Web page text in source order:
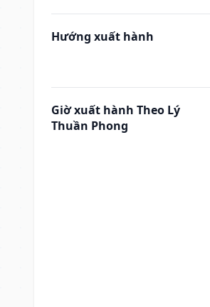
Hướng xuất hành
Giờ xuất hành Theo Lý
Thuần Phong